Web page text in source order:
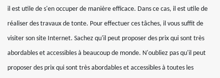
il est utile de s'en occuper de manière efficace. Dans ce cas, il est utile de
réaliser des travaux de tonte. Pour effectuer ces tâches, il vous suffit de
visiter son site Internet. Sachez qu'il peut proposer des prix qui sont très
abordables et accessibles à beaucoup de monde. N'oubliez pas qu'il peut
proposer des prix qui sont très abordables et accessibles à toutes les